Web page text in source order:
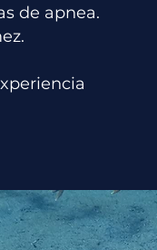
de apnea.